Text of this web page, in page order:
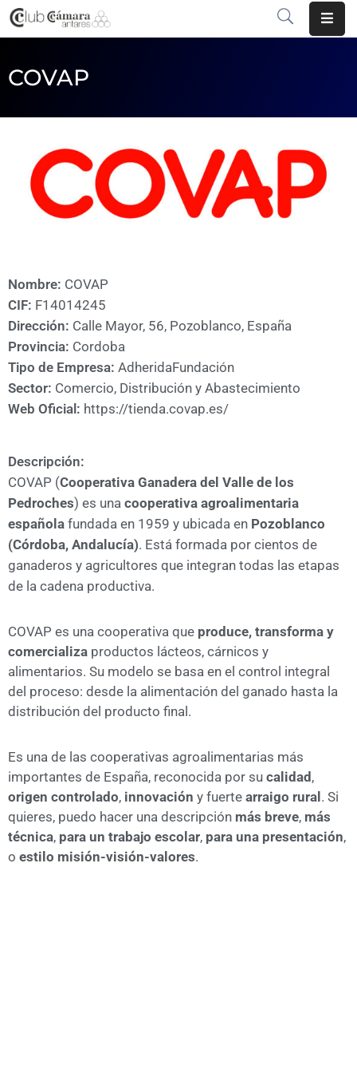
INICIO
CENTRO
NEGOCIOS
EMPRESAS
VOLVER
A
CÁMARA
COVAP
Nombre: COVAP
CIF: F14014245
Dirección: Calle Mayor, 56, Pozoblanco, España
Provincia: Cordoba
Tipo de Empresa: AdheridaFundación
Sector: Comercio, Distribución y Abastecimiento
Web Oficial: https://tienda.covap.es/
Descripción:
COVAP (Cooperativa Ganadera del Valle de los
Pedroches) es una cooperativa agroalimentaria
española fundada en 1959 y ubicada en Pozoblanco
(Córdoba, Andalucía). Está formada por cientos de
ganaderos y agricultores que integran todas las etapas
de la cadena productiva.
COVAP es una cooperativa que produce, transforma y
comercializa productos lácteos, cárnicos y
alimentarios. Su modelo se basa en el control integral
del proceso: desde la alimentación del ganado hasta la
distribución del producto final.
Es una de las cooperativas agroalimentarias más
importantes de España, reconocida por su calidad ,
origen controlado, innovación y fuerte arraigo rural . Si
quieres, puedo hacer una descripción más breve, más
técnica, para un trabajo escolar, para una presentación,
o estilo misión-visión-valores.